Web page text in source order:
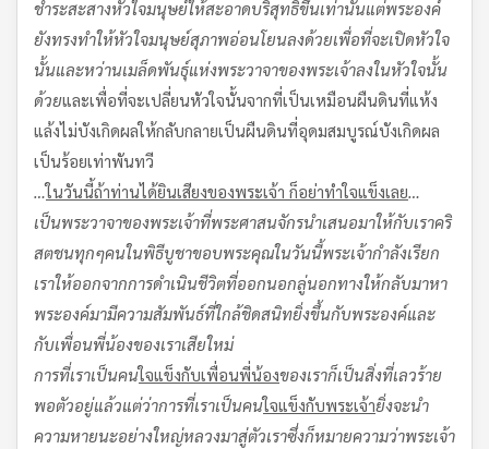
ชำระสะสางหัวใจมนุษย์ให้สะอาดบริสุทธิ์ขึ้นเท่านั้นแต่พระองค์
ยังทรงทำให้หัวใจมนุษย์สุภาพอ่อนโยนลงด้วยเพื่อที่จะเปิดหัวใจ
นั้นและหว่านเมล็ดพันธุ์แห่งพระวาจาของพระเจ้าลงในหัวใจนั้น
ด้วยและเพื่อที่จะเปลี่ยนหัวใจนั้นจากที่เป็นเหมือนผืนดินที่แห้ง
แล้งไม่บังเกิดผลให้กลับกลายเป็นผืนดินที่อุดมสมบูรณ์บังเกิดผล
เป็นร้อยเท่าพันทวี
…ในวันนี้ถ้าท่านได้ยินเสียงของพระเจ้า ก็อย่าทำใจแข็งเลย…
เป็นพระวาจาของพระเจ้าที่พระศาสนจักรนำเสนอมาให้กับเราคริ
สตชนทุกๆคนในพิธีบูชาขอบพระคุณในวันนี้พระเจ้ากำลังเรียก
เราให้ออกจากการดำเนินชีวิตที่ออกนอกลู่นอกทางให้กลับมาหา
พระองค์มามีความสัมพันธ์ที่ใกล้ชิดสนิทยิ่งขึ้นกับพระองค์และ
กับเพื่อนพี่น้องของเราเสียใหม่
การที่เราเป็นคนใจแข็งกับเพื่อนพี่น้องของเราก็เป็นสิ่งที่เลวร้าย
พอตัวอยู่แล้วแต่ว่าการที่เราเป็นคนใจแข็งกับพระเจ้ายิ่งจะนำ
ความหายนะอย่างใหญ่หลวงมาสู่ตัวเราซึ่งก็หมายความว่าพระเจ้า